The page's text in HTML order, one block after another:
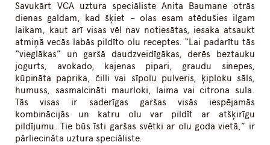
Savukārt VCA uztura speciāliste Anita Baumane otrās
dienas galdam, kad šķiet – olas esam atēdušies ilgam
laikam, kaut arī visas vēl nav notiesātas, iesaka atsaukt
atmiņā vecās labās pildīto olu receptes. “Lai padarītu tās
“vieglākas” un garšā daudzveidīgākas, derēs beztauku
jogurts, avokado, kajenas pipari, graudu sinepes,
kūpināta paprika, čilli vai sīpolu pulveris, ķiploku sāls,
humuss, sasmalcināti maurloki, laima vai citrona sula.
Tās visas ir saderīgas garšas visās iespējamās
kombinācijās un katru olu var pildīt ar atšķirīgu
pildījumu. Tie būs īsti garšas svētki ar olu goda vietā,” ir
pārliecināta uztura speciāliste.